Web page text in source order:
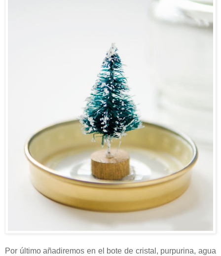
Por último añadiremos en el bote de cristal, purpurina, agua